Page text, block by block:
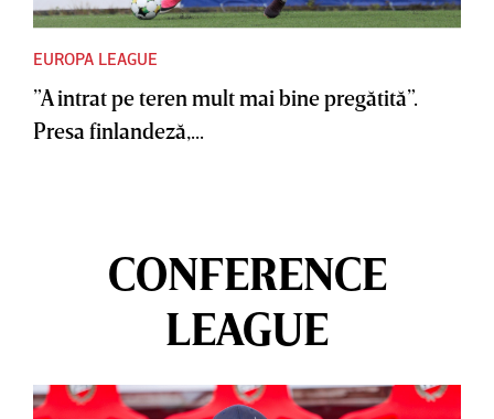
EUROPA LEAGUE
”A intrat pe teren mult mai bine pregătită”.
Presa finlandeză,...
CONFERENCE
LEAGUE